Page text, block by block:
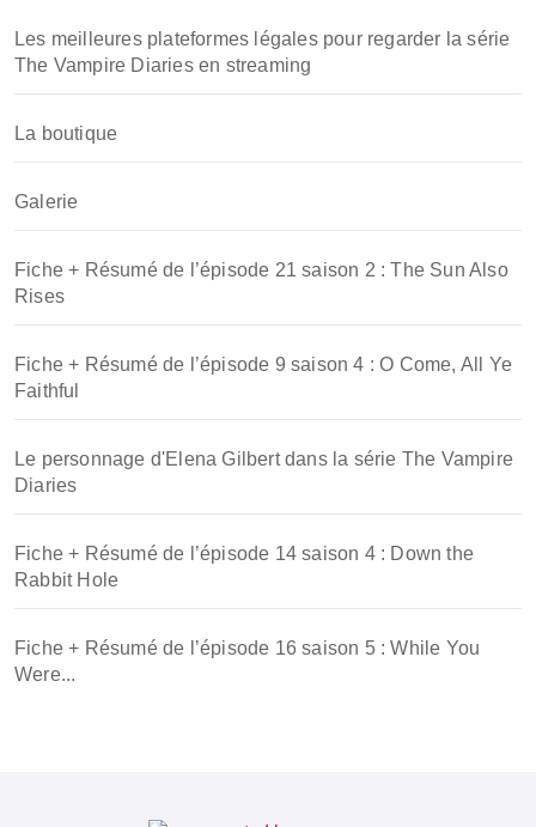
Les meilleures plateformes légales pour regarder la série
The Vampire Diaries en streaming
La boutique
Galerie
Fiche + Résumé de l’épisode 21 saison 2 : The Sun Also
Rises
Fiche + Résumé de l’épisode 9 saison 4 : O Come, All Ye
Faithful
Le personnage d'Elena Gilbert dans la série The Vampire
Diaries
Fiche + Résumé de l’épisode 14 saison 4 : Down the
Rabbit Hole
Fiche + Résumé de l’épisode 16 saison 5 : While You
Were...